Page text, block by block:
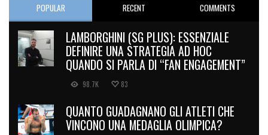
POPULAR RECENT COMMENTS
LAMBORGHINI (SG PLUS): ESSENZIALE
DEFINIRE UNA STRATEGIA AD HOC
QUANDO SI PARLA DI “FAN ENGAGEMENT”
98.7K 83
QUANTO GUADAGNANO GLI ATLETI CHE
VINCONO UNA MEDAGLIA OLIMPICA?